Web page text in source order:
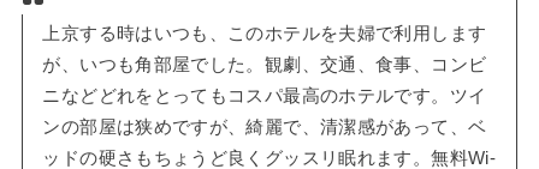
上京する時はいつも、このホテルを夫婦で利用します
が、いつも角部屋でした。観劇、交通、食事、コンビ
ニなどどれをとってもコスパ最高のホテルです。ツイ
ンの部屋は狭めですが、綺麗で、清潔感があって、ベ
ッドの硬さもちょうど良くグッスリ眠れます。無料Wi-